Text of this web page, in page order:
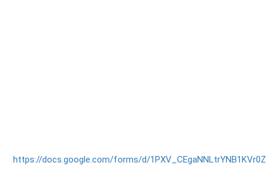
https://docs.google.com/forms/d/